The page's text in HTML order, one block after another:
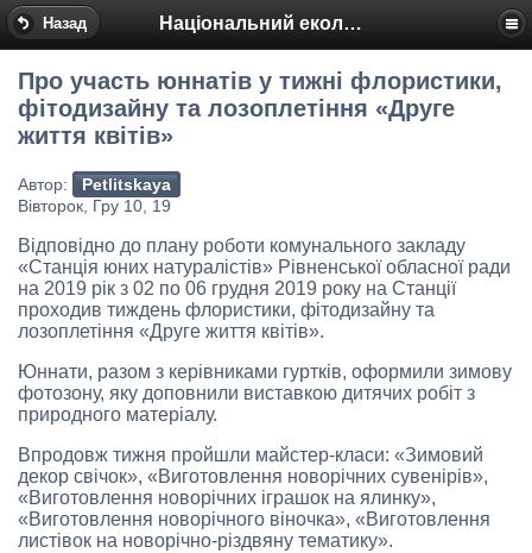
Назад Національний еколого-натуралістичний центр
Про участь юннатів у тижні флористики,
фітодизайну та лозоплетіння «Друге
життя квітів»
Автор:
Petlitskaya
Вівторок, Гру 10, 19
Відповідно до плану роботи комунального закладу
«Станція юних натуралістів» Рівненської обласної ради
на 2019 рік з 02 по 06 грудня 2019 року на Станції
проходив тиждень флористики, фітодизайну та
лозоплетіння «Друге життя квітів».
Юннати, разом з керівниками гуртків, оформили зимову
фотозону, яку доповнили виставкою дитячих робіт з
природного матеріалу.
Впродовж тижня пройшли майстер-класи: «Зимовий
декор свічок», «Виготовлення новорічних сувенірів»,
«Виготовлення новорічних іграшок на ялинку»,
«Виготовлення новорічного віночка», «Виготовлення
листівок на новорічно-різдвяну тематику».